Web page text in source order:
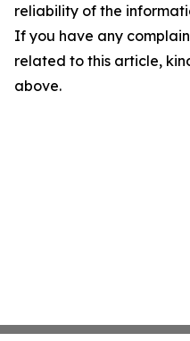
reliability of the
If you have any
related to this article,
above.